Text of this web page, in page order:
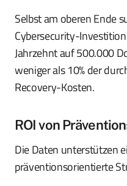
Selbst am oberen Ende
Cybersecurity-
Jahrzehnt auf 500.000
weniger als 10% der
Recovery-Kosten.
ROI von
Die Daten unterstützen
präventionsorientierte